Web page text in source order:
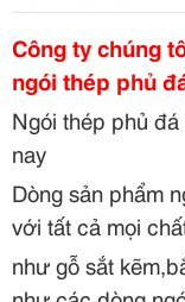
Công ty chúng
ngói thép phủ
Ngói thép phủ
nay
Dòng sản phẩm
với tất cả mọi
như gỗ sắt